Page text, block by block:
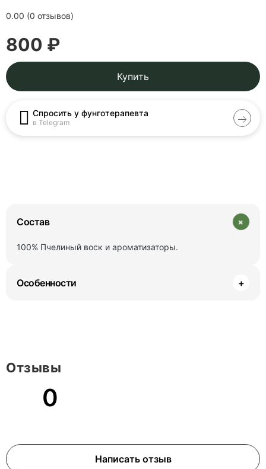
0.00 (0 отзывов)
800 ₽
Купить
Спросить у фунготерапевта
в Telegram
Состав +
100% Пчелиный воск и ароматизаторы.
Особенности +
0
Написать отзыв
Отзывы